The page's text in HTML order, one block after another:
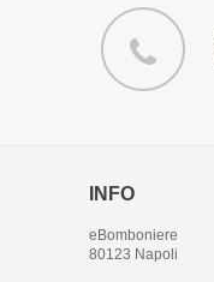
INFO
eBomboniere
80123 Napoli